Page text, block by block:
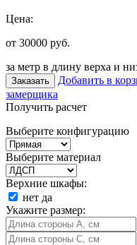
Цена:
от 30000 руб.
за метр в длину верха и
Заказать Добавить в
замерщика
Получить расчет
Выберите конфигурацию
Выберите материал
Верхние шкафы:
нет да
Укажите размер: